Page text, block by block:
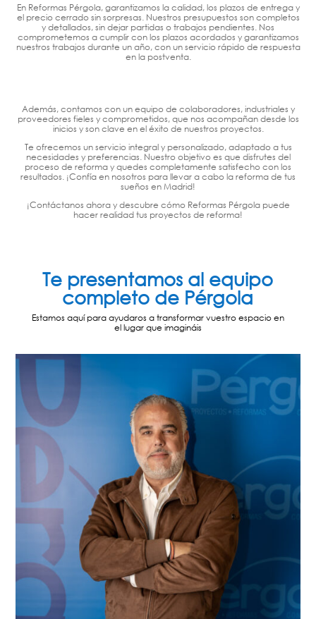
En Reformas Pérgola, garantizamos la calidad, los plazos de entrega y
el precio cerrado sin sorpresas. Nuestros presupuestos son completos
y detallados, sin dejar partidas o trabajos pendientes. Nos
comprometemos a cumplir con los plazos acordados y garantizamos
nuestros trabajos durante un año, con un servicio rápido de respuesta
en la postventa.
Además, contamos con un equipo de colaboradores, industriales y
proveedores fieles y comprometidos, que nos acompañan desde los
inicios y son clave en el éxito de nuestros proyectos.
Te ofrecemos un servicio integral y personalizado, adaptado a tus
necesidades y preferencias. Nuestro objetivo es que disfrutes del
proceso de reforma y quedes completamente satisfecho con los
resultados. ¡Confía en nosotros para llevar a cabo la reforma de tus
sueños en Madrid!
¡Contáctanos ahora y descubre cómo Reformas Pérgola puede
hacer realidad tus proyectos de reforma!
Te presentamos al equipo
completo de Pérgola
Estamos aquí para ayudaros a transformar vuestro espacio en
el lugar que imagináis